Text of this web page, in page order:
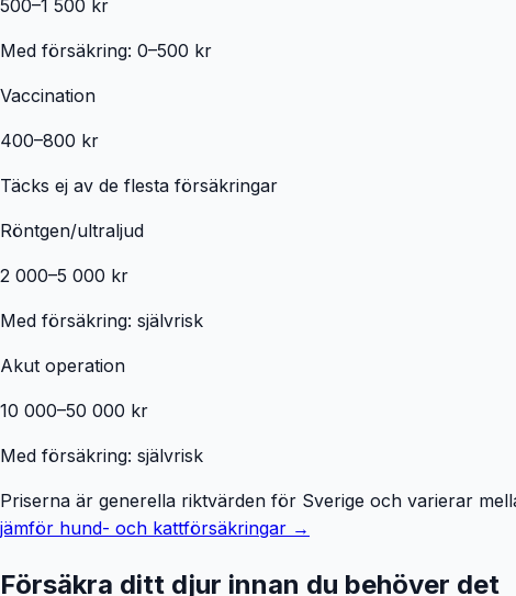
500–1 500 kr
Med försäkring: 0–500 kr
Vaccination
400–800 kr
Täcks ej av de flesta försäkringar
Röntgen/ultraljud
2 000–5 000 kr
Med försäkring: självrisk
Akut operation
10 000–50 000 kr
Med försäkring: självrisk
Priserna är generella riktvärden för Sverige och varierar
jämför hund- och kattförsäkringar →
Försäkra ditt djur innan du behöver det